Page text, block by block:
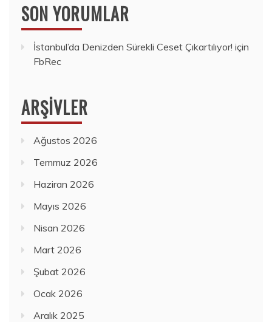
SON YORUMLAR
İstanbul’da Denizden Sürekli Ceset Çıkartılıyor! için
FbRec
ARŞIVLER
Ağustos 2026
Temmuz 2026
Haziran 2026
Mayıs 2026
Nisan 2026
Mart 2026
Şubat 2026
Ocak 2026
Aralık 2025